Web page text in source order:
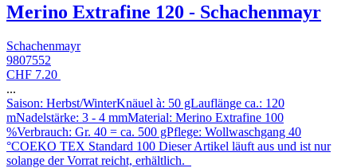
Merino Extrafine 120 - Schachenmayr
Schachenmayr
9807552
CHF 7.20
...
Saison: Herbst/WinterKnäuel à: 50 gLauflänge ca.: 120
mNadelstärke: 3 - 4 mmMaterial: Merino Extrafine 100
%Verbrauch: Gr. 40 = ca. 500 gPflege: Wollwaschgang 40
°COEKO TEX Standard 100 Dieser Artikel läuft aus und ist nur
solange der Vorrat reicht, erhältlich.